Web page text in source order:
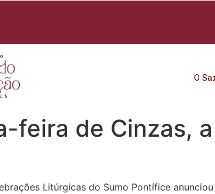
O
feira de Cinzas,
Litúrgicas do Sumo Pontífice